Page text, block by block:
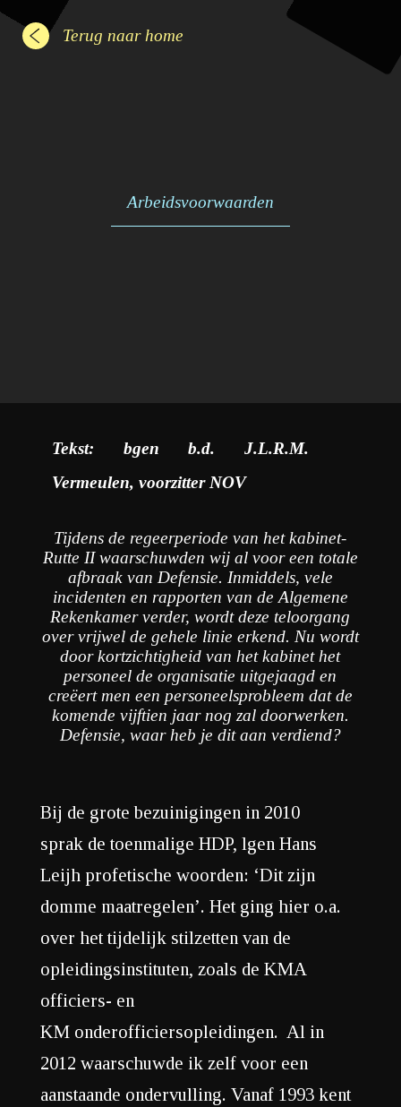
Terug naar home
Arbeidsvoorwaarden
Tekst: bgen b.d. J.L.R.M.
Vermeulen, voorzitter NOV
Tijdens de regeerperiode van het kabinet-
Rutte II waarschuwden wij al voor een totale
afbraak van Defensie. Inmiddels, vele
incidenten en rapporten van de Algemene
Rekenkamer verder, wordt deze teloorgang
over vrijwel de gehele linie erkend. Nu wordt
door kortzichtigheid van het kabinet het
personeel de organisatie uitgejaagd en
creëert men een personeelsprobleem dat de
komende vijftien jaar nog zal doorwerken.
Defensie, waar heb je dit aan verdiend?
Bij de grote bezuinigingen in 2010
sprak de toenmalige HDP, lgen Hans
Leijh profetische woorden: ‘Dit zijn
domme maatregelen’. Het ging hier o.a.
over het tijdelijk stilzetten van de
opleidingsinstituten, zoals de KMA
officiers- en
KM onderofficiersopleidingen. Al in
2012 waarschuwde ik zelf voor een
aanstaande ondervulling. Vanaf 1993 kent